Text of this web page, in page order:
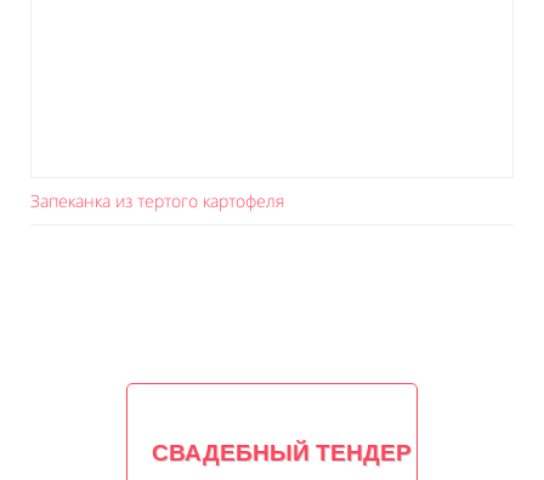
Запеканка из тертого картофеля
СВАДЕБНЫЙ ТЕНДЕР